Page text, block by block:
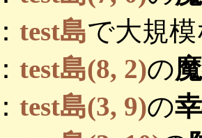
： test島で大規
： test島(8, 2)の
： test島(3, 9)の